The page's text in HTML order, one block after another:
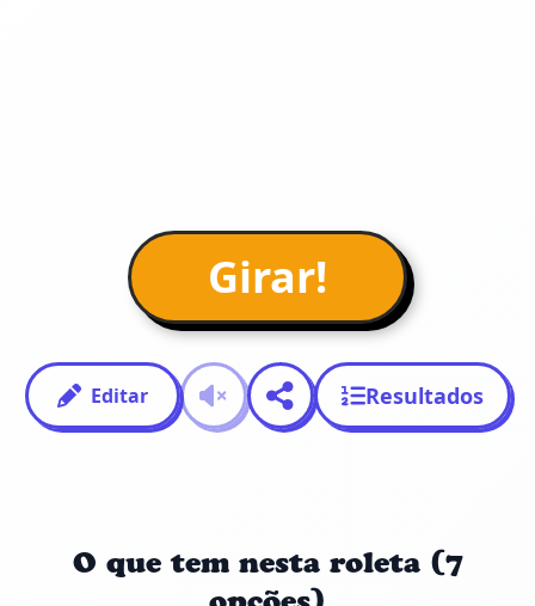
Girar!
Editar Resultados
O que tem nesta roleta (7